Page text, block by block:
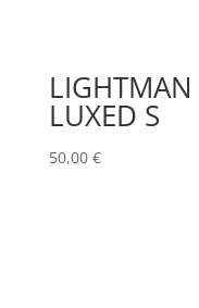
LIGHTMAN
LUXED S
50,00 €